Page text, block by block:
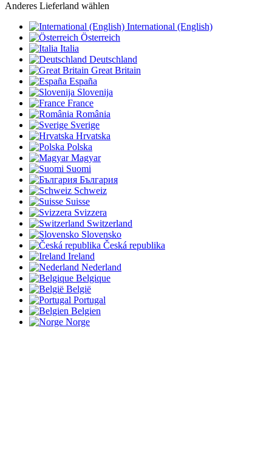
Anderes Lieferland wählen
International (English)
Österreich
Italia
Deutschland
Great Britain
España
Slovenija
France
România
Sverige
Hrvatska
Polska
Magyar
Suomi
България
Schweiz
Suisse
Svizzera
Switzerland
Slovensko
Česká republika
Ireland
Nederland
Belgique
België
Portugal
Belgien
Norge